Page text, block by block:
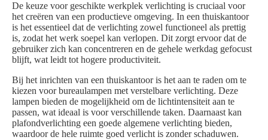
De keuze voor geschikte werkplek verlichting is cruciaal voor
het creëren van een productieve omgeving. In een thuiskantoor
is het essentieel dat de verlichting zowel functioneel als prettig
is, zodat het werk soepel kan verlopen. Dit zorgt ervoor dat de
gebruiker zich kan concentreren en de gehele werkdag gefocust
blijft, wat leidt tot hogere productiviteit.
Bij het inrichten van een thuiskantoor is het aan te raden om te
kiezen voor bureaulampen met verstelbare verlichting. Deze
lampen bieden de mogelijkheid om de lichtintensiteit aan te
passen, wat ideaal is voor verschillende taken. Daarnaast kan
plafondverlichting een goede algemene verlichting bieden,
waardoor de hele ruimte goed verlicht is zonder schaduwen.